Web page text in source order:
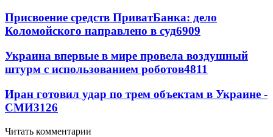
Присвоение средств ПриватБанка: дело
Коломойского направлено в суд6909
Украина впервые в мире провела воздушный
штурм с использованием роботов4811
Иран готовил удар по трем объектам в Украине -
СМИ3126
Читать комментарии